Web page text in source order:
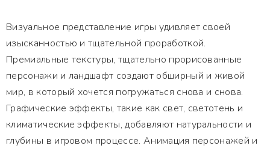
Визуальное представление игры удивляет своей
изысканностью и тщательной проработкой.
Премиальные текстуры, тщательно прорисованные
персонажи и ландшафт создают обширный и живой
мир, в который хочется погружаться снова и снова.
Графические эффекты, такие как свет, светотень и
климатические эффекты, добавляют натуральности и
глубины в игровом процессе. Анимация персонажей и